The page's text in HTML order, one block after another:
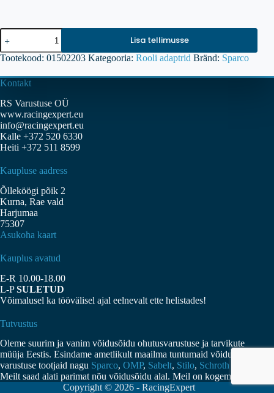
SPARCO
rooliadapter
BMW
E46/E39
kogus
Lisa tellimusse
Tootekood: 01502203 Kategooria: Rooli adaptrid Bränd: Sparco
Kontakt
RS Varustuse OÜ
www.racingexpert.eu
info@racingexpert.eu
Kalle +372 520 6330
Heiti +372 511 8599
Kaupluse aadress
Õlleköögi põik 2
Kurna, Rae vald
Harjumaa
75307
Asukoha kaart
Kauplus avatud
E-R 10.00-18.00
L-PSULETUD
Võimalusel ka töövälisel ajal eelnevalt ette helistades!
Tutvustus
Oleme suurim ja vanim võidusõidu ohutusvarustuse ja tarvikute
müüja Eestis. Esindame ametlikult maailma tuntumaid võidusõidu
varustuse tootjaid nagu Sparco, OMP, Sabelt, Stilo, Schroth
Meilt saad alati parimat nõu võidusõidu alal. Meil on kogemusi!
Copyright © 2026 - RacingExpert